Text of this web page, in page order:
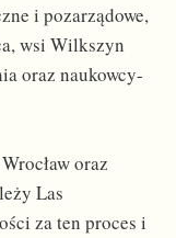
i pozarządowe,
wsi Wilkszyn
oraz naukowcy-
oraz
Las
za ten proces i